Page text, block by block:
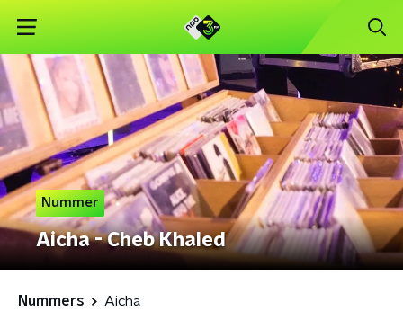
Nummer
Aicha - Cheb Khaled
Nummers Aicha